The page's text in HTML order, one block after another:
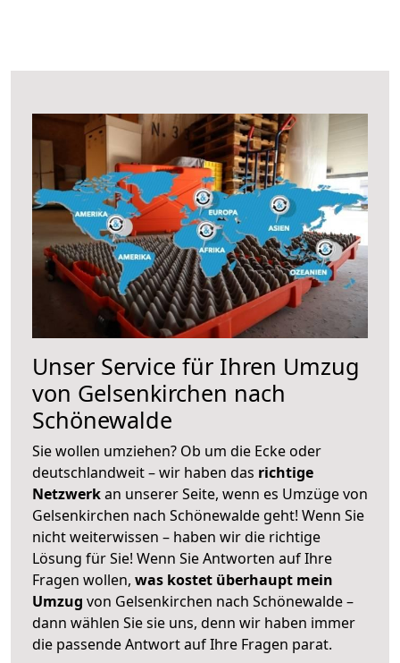
Unser Service für Ihren Umzug
von Gelsenkirchen nach
Schönewalde
Sie wollen umziehen? Ob um die Ecke oder
deutschlandweit – wir haben das richtige
Netzwerkan unserer Seite, wenn es Umzüge von
Gelsenkirchen nach Schönewalde geht! Wenn Sie
nicht weiterwissen – haben wir die richtige
Lösung für Sie! Wenn Sie Antworten auf Ihre
Fragen wollen, was kostet überhaupt mein
Umzug von Gelsenkirchen nach Schönewalde –
dann wählen Sie sie uns, denn wir haben immer
die passende Antwort auf Ihre Fragen parat.